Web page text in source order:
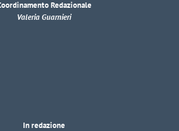
Redazionale
Valeria Guarnieri
In redazione